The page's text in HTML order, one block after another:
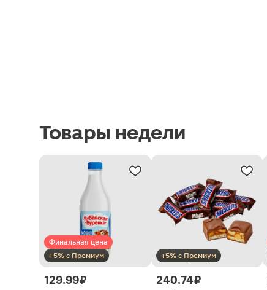
Товары недели
Финальная цена
+5% с Премиум
129.99 ₽
+5% с Премиум
240.74 ₽